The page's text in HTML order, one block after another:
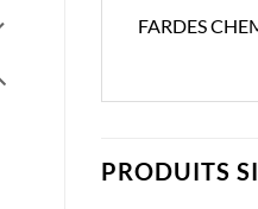
FARDES
PRODUITS